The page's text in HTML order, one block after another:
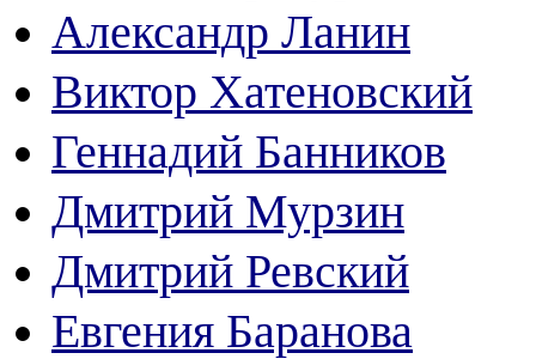
Александр Ланин
Виктор Хатеновский
Геннадий Банников
Дмитрий Мурзин
Дмитрий Ревский
Евгения Баранова